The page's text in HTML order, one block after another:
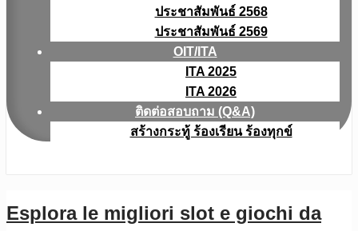
ประชาสัมพันธ์ 2568
ประชาสัมพันธ์ 2569
OIT/ITA
ITA 2025
ITA 2026
ติดต่อสอบถาม (Q&A)
สร้างกระทู้ ร้องเรียน ร้องทุกข์
Esplora le migliori slot e giochi da